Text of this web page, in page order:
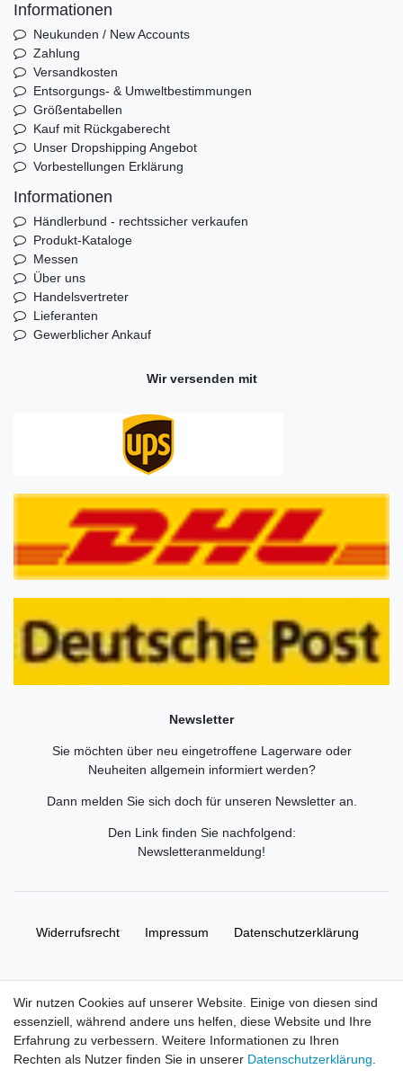
Informationen
Neukunden / New Accounts
Zahlung
Versandkosten
Entsorgungs- & Umweltbestimmungen
Größentabellen
Kauf mit Rückgaberecht
Unser Dropshipping Angebot
Vorbestellungen Erklärung
Informationen
Händlerbund - rechtssicher verkaufen
Produkt-Kataloge
Messen
Über uns
Handelsvertreter
Lieferanten
Gewerblicher Ankauf
Wir versenden mit
Newsletter
Sie möchten über neu eingetroffene Lagerware oder
Neuheiten allgemein informiert werden?
Dann melden Sie sich doch für unseren Newsletter an.
Den Link finden Sie nachfolgend:
Newsletteranmeldung!
Widerrufs­recht Impressum Daten­schutz­erklärung
© Copyright 2026 | Alle Rechte vorbehalten. HL-
Handelsgesellschaft mbH.
Wir nutzen Cookies auf unserer Website. Einige von diesen sind
essenziell, während andere uns helfen, diese Website und Ihre
Erfahrung zu verbessern. Weitere Informationen zu Ihren
Rechten als Nutzer finden Sie in unserer Daten­schutz­erklärung